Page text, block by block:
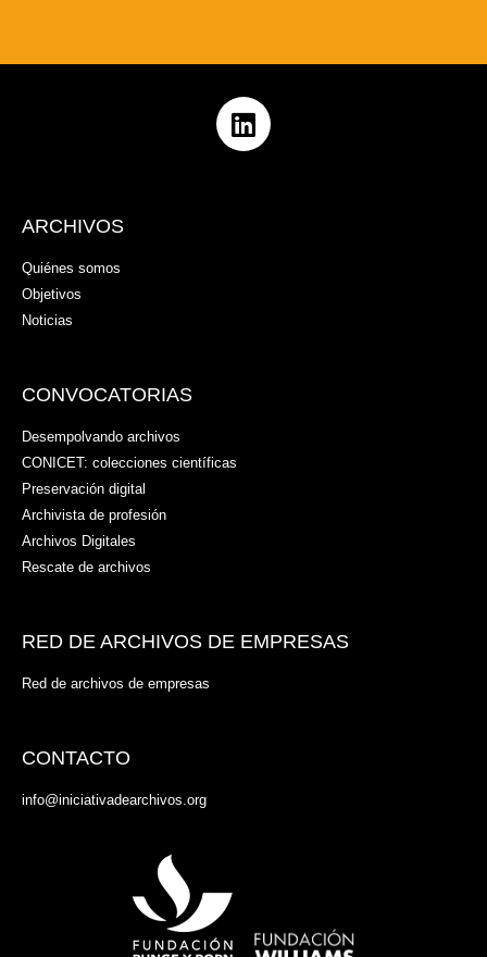
ARCHIVOS
Quiénes somos
Objetivos
Noticias
CONVOCATORIAS
Desempolvando archivos
CONICET: colecciones científicas
Preservación digital
Archivista de profesión
Archivos Digitales
Rescate de archivos
RED DE ARCHIVOS DE EMPRESAS
Red de archivos de empresas
CONTACTO
info@iniciativadearchivos.org